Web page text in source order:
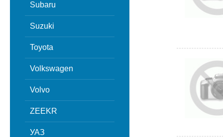
Subaru
Suzuki
Toyota
Volkswagen
Volvo
ZEEKR
УАЗ